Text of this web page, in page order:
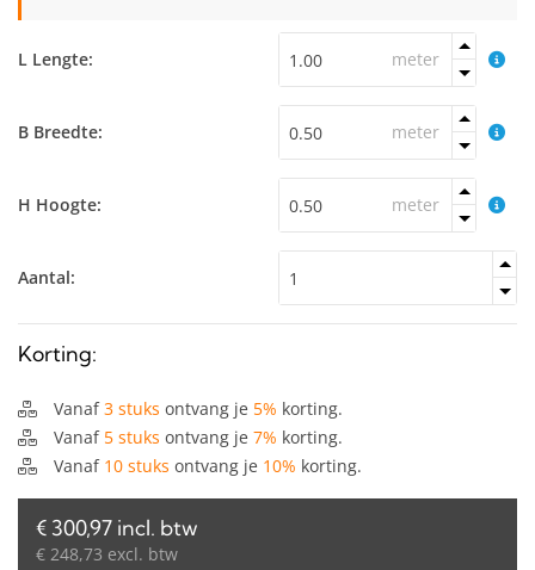
L Lengte: meter
B Breedte: meter
H Hoogte: meter
Aantal:
Korting:
Vanaf3 stuks ontvang je 5% korting.
Vanaf 5 stuks ontvang je 7% korting.
Vanaf 10 stuks ontvang je 10% korting.
€ 300,97 incl. btw
€ 248,73 excl. btw